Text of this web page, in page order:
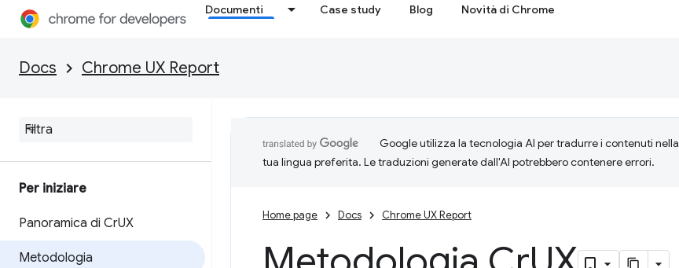
Documenti Case study Blog Novità di Chrome
Docs Chrome UX Report
Per iniziare
Panoramica di CrUX
Metodologia
Google utilizza la tecnologia AI per tradurre i contenuti nella
tua lingua preferita. Le traduzioni generate dall'AI potrebbero contenere errori.
Home page Docs Chrome UX Report